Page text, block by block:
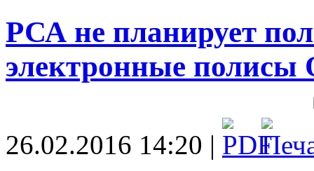
РСА не планирует
электронные
26.02.2016 14:20 |